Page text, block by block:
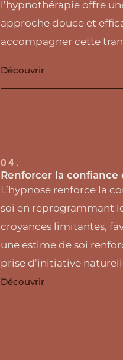
l’hypnothérapie offre
approche douce et
accompagner cette
Découvrir
04.
Renforcer la confiance
L’hypnose renforce la
soi en reprogrammant
croyances limitantes,
une estime de soi
prise d’initiative
Découvrir